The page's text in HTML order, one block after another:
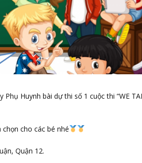
Phụ Huynh bài dự thi số 1 cuộc thi “WE
cho các bé nhé
Quận 12.